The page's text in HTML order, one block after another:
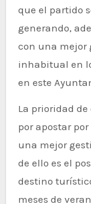
que el partido
generando,
con una mejor
inhabitual en
en este
La prioridad de
por apostar
una mejor
de ello es el
destino
meses de